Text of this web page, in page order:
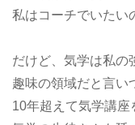
私はコーチでいたい
だけど、気学は私の
趣味の領域だと言い
10年超えて気学講座